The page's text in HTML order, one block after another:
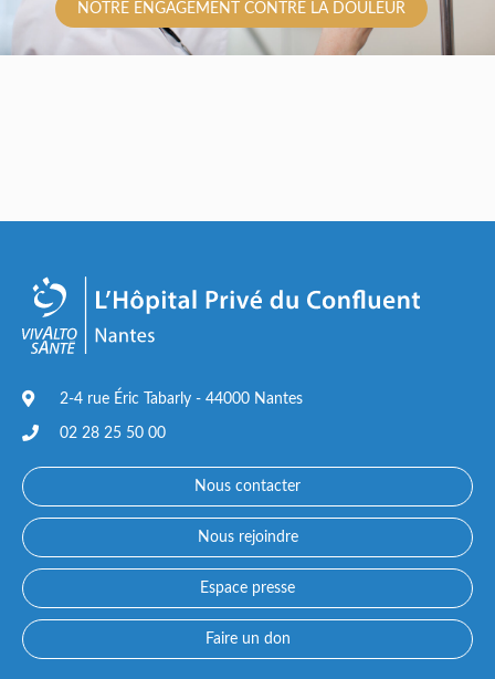
NOTRE ENGAGEMENT CONTRE LA DOULEUR
2-4 rue Éric Tabarly - 44000 Nantes
02 28 25 50 00
Nous contacter
Nous rejoindre
Espace presse
Faire un don